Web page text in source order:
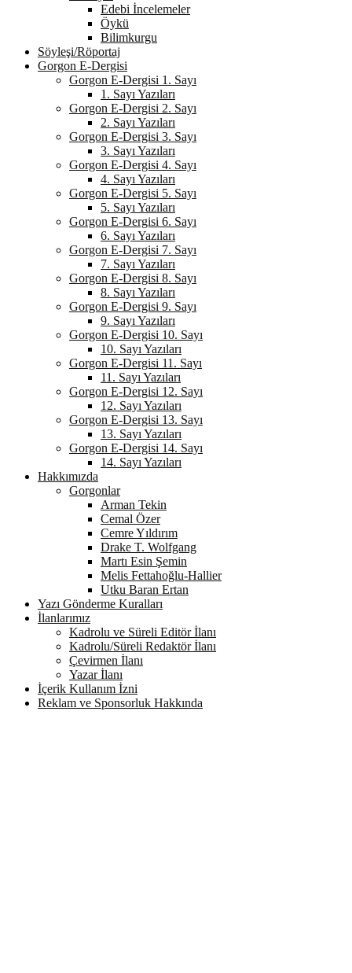
Edebi İncelemeler
Öykü
Bilimkurgu
Söyleşi/Röportaj
Gorgon E-Dergisi
Gorgon E-Dergisi 1. Sayı
1. Sayı Yazıları
Gorgon E-Dergisi 2. Sayı
2. Sayı Yazıları
Gorgon E-Dergisi 3. Sayı
3. Sayı Yazıları
Gorgon E-Dergisi 4. Sayı
4. Sayı Yazıları
Gorgon E-Dergisi 5. Sayı
5. Sayı Yazıları
Gorgon E-Dergisi 6. Sayı
6. Sayı Yazıları
Gorgon E-Dergisi 7. Sayı
7. Sayı Yazıları
Gorgon E-Dergisi 8. Sayı
8. Sayı Yazıları
Gorgon E-Dergisi 9. Sayı
9. Sayı Yazıları
Gorgon E-Dergisi 10. Sayı
10. Sayı Yazıları
Gorgon E-Dergisi 11. Sayı
11. Sayı Yazıları
Gorgon E-Dergisi 12. Sayı
12. Sayı Yazıları
Gorgon E-Dergisi 13. Sayı
13. Sayı Yazıları
Gorgon E-Dergisi 14. Sayı
14. Sayı Yazıları
Hakkımızda
Gorgonlar
Arman Tekin
Cemal Özer
Cemre Yıldırım
Drake T. Wolfgang
Martı Esin Şemin
Melis Fettahoğlu-Hallier
Utku Baran Ertan
Yazı Gönderme Kuralları
İlanlarımız
Kadrolu ve Süreli Editör İlanı
Kadrolu/Süreli Redaktör İlanı
Çevirmen İlanı
Yazar İlanı
İçerik Kullanım İzni
Reklam ve Sponsorluk Hakkında